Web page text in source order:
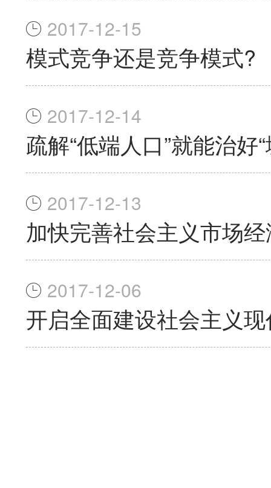
2017-12-15
模式竞争还是竞争模式?
2017-12-14
疏解“低端人口”就能治好
2017-12-13
加快完善社会主义市场
2017-12-06
开启全面建设社会主义